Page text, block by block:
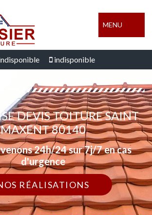
MENU
indisponible
DEVIS TOITURE SAINT
MAXENT 80140
24h/24 sur 7j/7 en cas
d'urgence
RÉALISATIONS